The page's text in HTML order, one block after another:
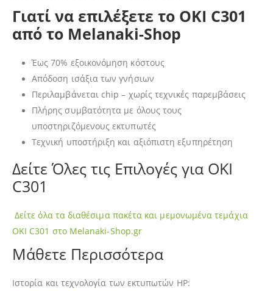
Γιατί να επιλέξετε το OKI C301
από το Melanaki-Shop
Έως 70% εξοικονόμηση κόστους
Απόδοση ισάξια των γνήσιων
Περιλαμβάνεται chip – χωρίς τεχνικές παρεμβάσεις
Πλήρης συμβατότητα με όλους τους
υποστηριζόμενους εκτυπωτές
Τεχνική υποστήριξη και αξιόπιστη εξυπηρέτηση
Δείτε Όλες τις Επιλογές για OKI
C301
Δείτε όλα τα διαθέσιμα πακέτα και μεμονωμένα τεμάχια
OKI C301 στο Melanaki-Shop.gr
Μάθετε Περισσότερα
Ιστορία και τεχνολογία των εκτυπωτών HP: